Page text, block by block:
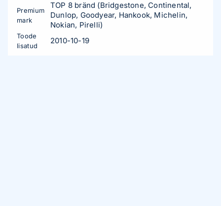
Premium
mark
TOP 8 bränd (Bridgestone, Continental,
Dunlop, Goodyear, Hankook, Michelin,
Nokian, Pirelli)
Toode
lisatud
2010-10-19